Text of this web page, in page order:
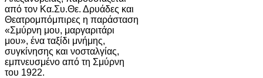
από τον Κα.Συ.Θε. Δρυάδες και
Θεατρομπόμπιρες η παράσταση
«Σμύρνη μου, μαργαριτάρι
μου», ένα ταξίδι μνήμης,
συγκίνησης και νοσταλγίας,
εμπνευσμένο από τη Σμύρνη
του 1922.